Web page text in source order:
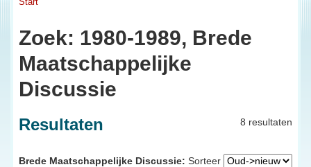
Zoek: 1980-1989, Brede
Maatschappelijke
Discussie
8 resultaten
Resultaten
Sorteer
Brede Maatschappelijke Discussie: